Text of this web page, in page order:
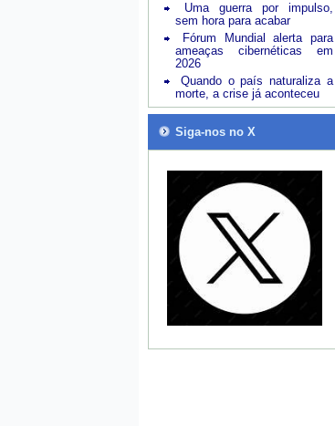
Uma guerra por impulso,
sem hora para acabar
Fórum Mundial alerta para
ameaças cibernéticas em
2026
Quando o país naturaliza a
morte, a crise já aconteceu
Siga-nos no X